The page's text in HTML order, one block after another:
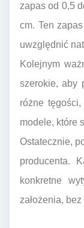
zapas od 0,5
cm. Ten
uwzględnić
Kolejnym
szerokie, aby
różne
modele, które
Ostatecznie,
producenta.
konkretne
założenia,